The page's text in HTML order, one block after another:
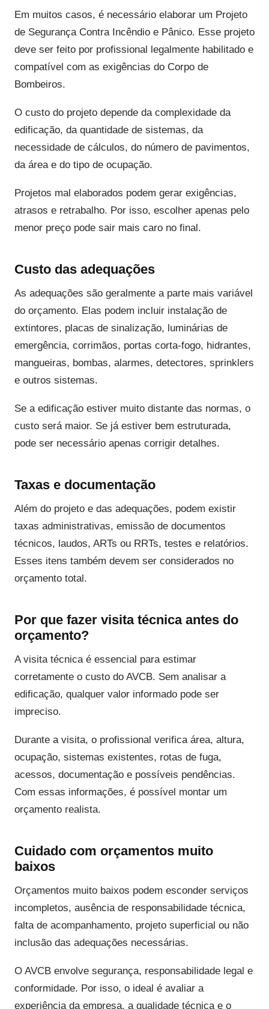
Em muitos casos, é necessário elaborar um Projeto
de Segurança Contra Incêndio e Pânico. Esse projeto
deve ser feito por profissional legalmente habilitado e
compatível com as exigências do Corpo de
Bombeiros.
O custo do projeto depende da complexidade da
edificação, da quantidade de sistemas, da
necessidade de cálculos, do número de pavimentos,
da área e do tipo de ocupação.
Projetos mal elaborados podem gerar exigências,
atrasos e retrabalho. Por isso, escolher apenas pelo
menor preço pode sair mais caro no final.
Custo das adequações
As adequações são geralmente a parte mais variável
do orçamento. Elas podem incluir instalação de
extintores, placas de sinalização, luminárias de
emergência, corrimãos, portas corta-fogo, hidrantes,
mangueiras, bombas, alarmes, detectores, sprinklers
e outros sistemas.
Se a edificação estiver muito distante das normas, o
custo será maior. Se já estiver bem estruturada,
pode ser necessário apenas corrigir detalhes.
Taxas e documentação
Além do projeto e das adequações, podem existir
taxas administrativas, emissão de documentos
técnicos, laudos, ARTs ou RRTs, testes e relatórios.
Esses itens também devem ser considerados no
orçamento total.
Por que fazer visita técnica antes do
orçamento?
A visita técnica é essencial para estimar
corretamente o custo do AVCB. Sem analisar a
edificação, qualquer valor informado pode ser
impreciso.
Durante a visita, o profissional verifica área, altura,
ocupação, sistemas existentes, rotas de fuga,
acessos, documentação e possíveis pendências.
Com essas informações, é possível montar um
orçamento realista.
Cuidado com orçamentos muito
baixos
Orçamentos muito baixos podem esconder serviços
incompletos, ausência de responsabilidade técnica,
falta de acompanhamento, projeto superficial ou não
inclusão das adequações necessárias.
O AVCB envolve segurança, responsabilidade legal e
conformidade. Por isso, o ideal é avaliar a
experiência da empresa, a qualidade técnica e o